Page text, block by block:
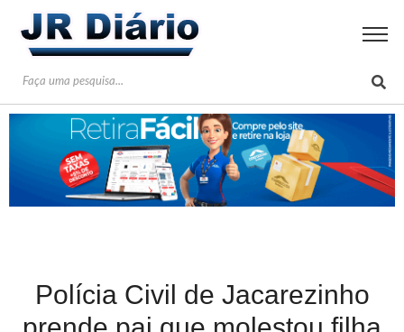
Polícia Civil de Jacarezinho